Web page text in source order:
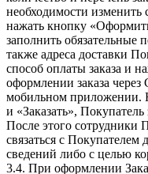
необходимости изменить
нажать кнопку
заполнить
также адреса доставки
способ оплаты заказа и
оформлении заказа через
мобильном приложении.
и «Заказать»,
После этого сотрудники
связаться с
сведений либо с целью
3.4. При оформлении